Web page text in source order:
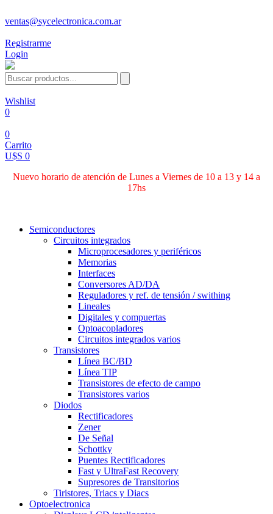
ventas@sycelectronica.com.ar
Registrarme
Login
Wishlist
0
0
Carrito
U$S 0
Nuevo horario de atención de Lunes a Viernes de 10 a 13 y 14 a
17hs
Semiconductores
Circuitos integrados
Microprocesadores y periféricos
Memorias
Interfaces
Conversores AD/DA
Reguladores y ref. de tensión / swithing
Lineales
Digitales y compuertas
Optoacopladores
Circuitos integrados varios
Transistores
Línea BC/BD
Línea TIP
Transistores de efecto de campo
Transistores varios
Diodos
Rectificadores
Zener
De Señal
Schottky
Puentes Rectificadores
Fast y UltraFast Recovery
Supresores de Transitorios
Tiristores, Triacs y Diacs
Optoelectronica